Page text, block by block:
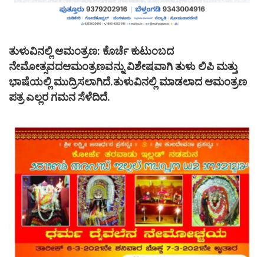
ತುಳುವಿನಲ್ಲಿ ಆಮಂತ್ರಣ: ಕೊರ್ಚೆ ಕುಟುಂಬದ
ನೇಮೋತ್ಸವದಆಮಂತ್ರಣವನ್ನು ವಿಶೇಷವಾಗಿ ತುಳು ಲಿಪಿ ಮತ್ತು
ಭಾಷೆಯಲ್ಲಿ ಮುದ್ರಿಸಲಾಗಿದೆ.ತುಳುವಿನಲ್ಲಿ ಮಾಡಲಾದ ಆಮಂತ್ರಣ
ಪತ್ರ ಎಲ್ಲರ ಗಮನ ಸೆಳೆದಿದೆ.